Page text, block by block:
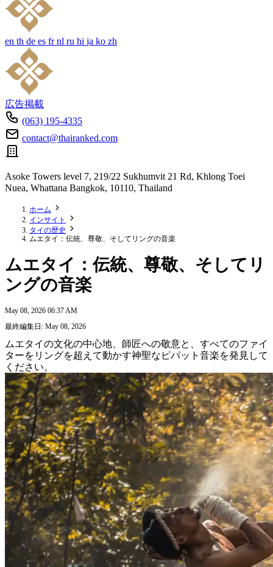
en th de es fr nl ru hi ja ko zh
広告掲載
(063) 195-4335
contact@thairanked.com
Asoke Towers level 7, 219/22 Sukhumvit 21 Rd, Khlong Toei
Nuea, Whattana Bangkok, 10110, Thailand
ホーム
インサイト
タイの歴史
ムエタイ：伝統、尊敬、そしてリングの音楽
ムエタイ：伝統、尊敬、そしてリ
ングの音楽
May 08, 2026 06:37 AM
最終編集日: May 08, 2026
ムエタイの文化の中心地、師匠への敬意と、すべてのファイ
ターをリングを超えて動かす神聖なピパット音楽を発見して
ください。